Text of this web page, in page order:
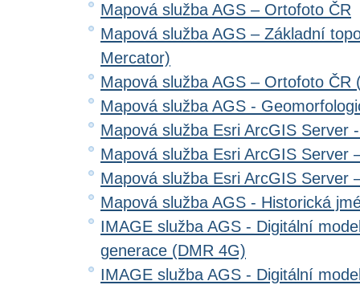
Mapová služba AGS – Ortofoto ČR
Mapová služba AGS – Základní
Mercator)
Mapová služba AGS – Ortofoto ČR
Mapová služba AGS -
Mapová služba Esri ArcGIS Server
Mapová služba Esri ArcGIS Server
Mapová služba Esri ArcGIS Server
Mapová služba AGS - Historická
IMAGE služba AGS - Digitální
generace (DMR 4G)
IMAGE služba AGS - Digitální